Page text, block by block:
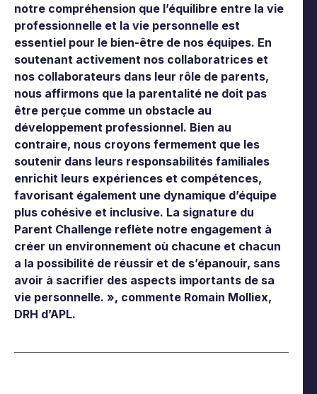
notre compréhension que l’équilibre entre la vie
professionnelle et la vie personnelle est
essentiel pour le bien-être de nos équipes. En
soutenant activement nos collaboratrices et
nos collaborateurs dans leur rôle de parents,
nous affirmons que la parentalité ne doit pas
être perçue comme un obstacle au
développement professionnel. Bien au
contraire, nous croyons fermement que les
soutenir dans leurs responsabilités familiales
enrichit leurs expériences et compétences,
favorisant également une dynamique d’équipe
plus cohésive et inclusive. La signature du
Parent Challenge reflète notre engagement à
créer un environnement où chacune et chacun
a la possibilité de réussir et de s’épanouir, sans
avoir à sacrifier des aspects importants de sa
vie personnelle. », commente Romain Molliex,
DRH d’APL.